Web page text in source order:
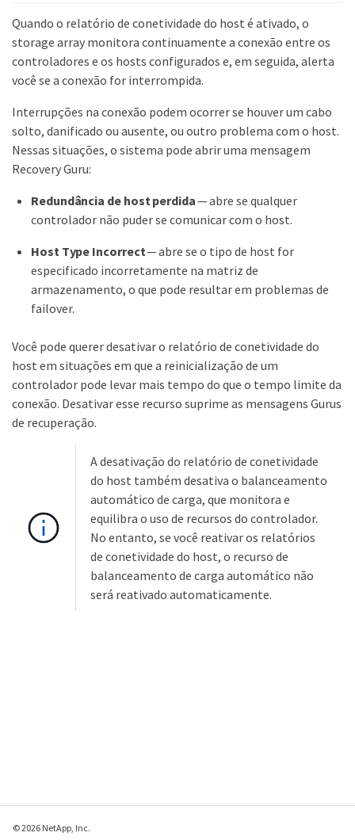
Quando o relatório de conetividade do host é ativado, o
storage array monitora continuamente a conexão entre os
controladores e os hosts configurados e, em seguida, alerta
você se a conexão for interrompida.
Interrupções na conexão podem ocorrer se houver um cabo
solto, danificado ou ausente, ou outro problema com o host.
Nessas situações, o sistema pode abrir uma mensagem
Recovery Guru:
Redundância de host perdida— abre se qualquer
controlador não puder se comunicar com o host.
Host Type Incorrect— abre se o tipo de host for
especificado incorretamente na matriz de
armazenamento, o que pode resultar em problemas de
failover.
Você pode querer desativar o relatório de conetividade do
host em situações em que a reinicialização de um
controlador pode levar mais tempo do que o tempo limite da
conexão. Desativar esse recurso suprime as mensagens Gurus
de recuperação.
A desativação do relatório de conetividade
do host também desativa o balanceamento
automático de carga, que monitora e
equilibra o uso de recursos do controlador.
No entanto, se você reativar os relatórios
de conetividade do host, o recurso de
balanceamento de carga automático não
será reativado automaticamente.
© 2026 NetApp, Inc.